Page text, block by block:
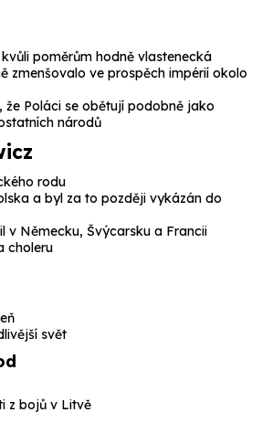
poměrům hodně vlastenecká
zmenšovalo ve prospěch impérií okolo
že Poláci se obětují podobně jako
národů
rodu
a byl za to později vykázán do
v Německu, Švýcarsku a Francii
choleru
svět
z bojů v Litvě